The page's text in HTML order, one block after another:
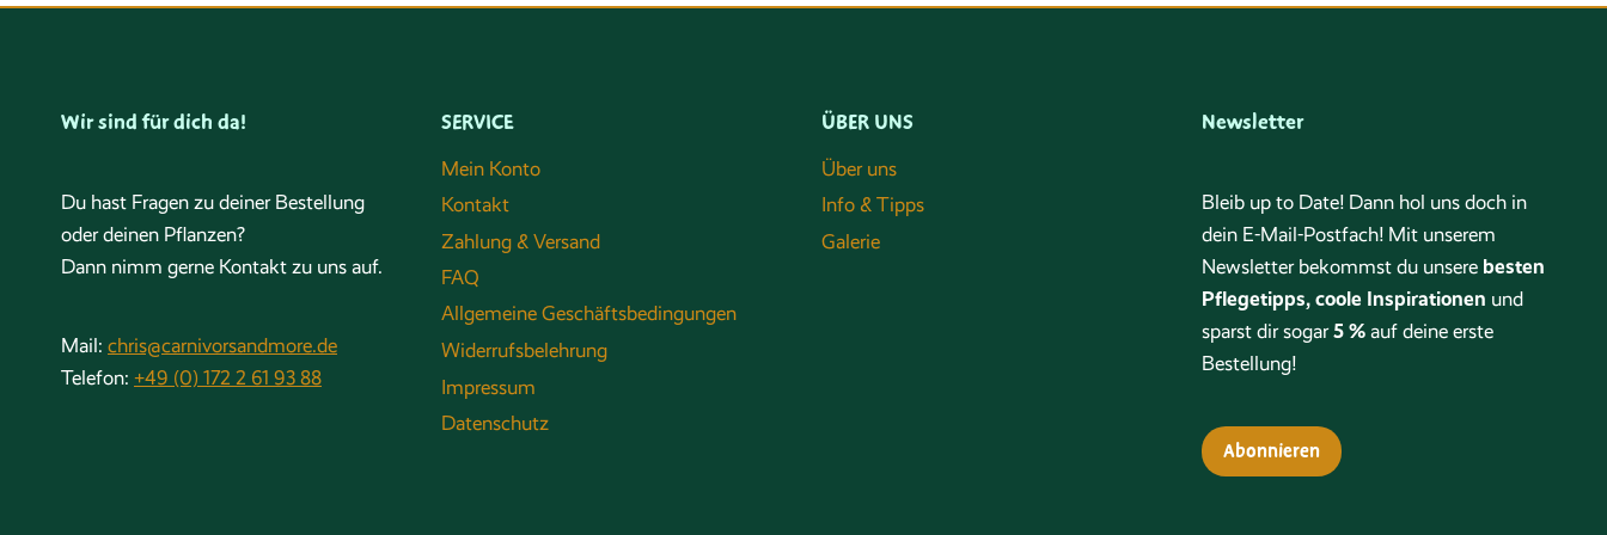
Wir sind für dich da!
Du hast Fragen zu deiner Bestellung
oder deinen Pflanzen?
Dann nimm gerne Kontakt zu uns auf.
Mail: chris@carnivorsandmore.de
Telefon: +49 (0) 172 2 61 93 88
SERVICE
Mein Konto
Kontakt
Zahlung & Versand
FAQ
Allgemeine Geschäftsbedingungen
Widerrufsbelehrung
Impressum
Datenschutz
ÜBER UNS
Über uns
Info & Tipps
Galerie
Newsletter
Bleib up to Date! Dann hol uns doch in
dein E-Mail-Postfach! Mit unserem
Newsletter bekommst du unsere besten
Pflegetipps, coole Inspirationen und
sparst dir sogar5 % auf deine erste
Bestellung!
Abonnieren